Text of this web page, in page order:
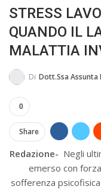
BUSSOLA
IN...
STRESS
QUANDO IL
MALATTIA
Di Dott.ssa Assunta Di
0
Share
Redazione- Negli
emerso con
sofferenza